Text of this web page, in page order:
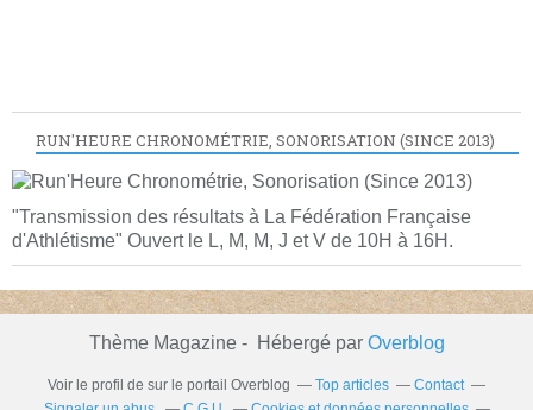
RUN'HEURE CHRONOMÉTRIE, SONORISATION (SINCE 2013)
"Transmission des résultats à La Fédération Française
d'Athlétisme" Ouvert le L, M, M, J et V de 10H à 16H.
Thème Magazine - Hébergé par Overblog
Voir le profil de sur le portail Overblog Top articles
Contact